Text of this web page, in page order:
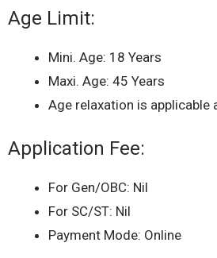
Age Limit:
Mini. Age: 18 Years
Maxi. Age: 45 Years
Age relaxation is applicable
Application Fee:
For Gen/OBC: Nil
For SC/ST: Nil
Payment Mode: Online